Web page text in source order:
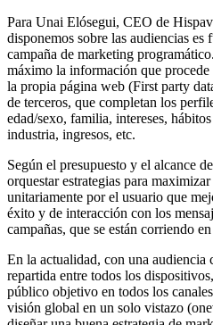
Para Unai Elósegui, CEO de
disponemos sobre las audiencias es
campaña de marketing
máximo la información que procede
la propia página web (First party
de terceros, que completan los
edad/sexo, familia, intereses,
industria, ingresos, etc.
Según el presupuesto y el alcance
orquestar estrategias para
unitariamente por el usuario que
éxito y de interacción con los
campañas, que se están corriendo
En la actualidad, con una audiencia
repartida entre todos los
público objetivo en todos los
visión global en un solo vistazo